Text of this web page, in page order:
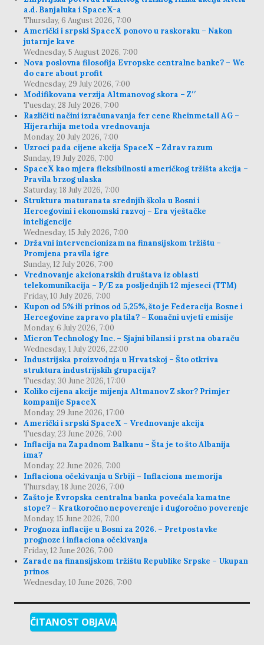
a.d. Banjaluka i SpaceX-a
Thursday, 6 August 2026, 7:00
Američki i srpski SpaceX ponovo u raskoraku – Nakon
jutarnje kave
Wednesday, 5 August 2026, 7:00
Nova poslovna filosofija Evropske centralne banke? – We
do care about profit
Wednesday, 29 July 2026, 7:00
Modifikovana verzija Altmanovog skora – Z′′
Tuesday, 28 July 2026, 7:00
Različiti načini izračunavanja fer cene Rheinmetall AG –
Hijerarhija metoda vrednovanja
Monday, 20 July 2026, 7:00
Uzroci pada cijene akcija SpaceX – Zdrav razum
Sunday, 19 July 2026, 7:00
SpaceX kao mjera fleksibilnosti američkog tržišta akcija –
Pravila brzog ulaska
Saturday, 18 July 2026, 7:00
Struktura maturanata srednjih škola u Bosni i
Hercegovini i ekonomski razvoj – Era vještačke
inteligencije
Wednesday, 15 July 2026, 7:00
Državni intervencionizam na finansijskom tržištu –
Promjena pravila igre
Sunday, 12 July 2026, 7:00
Vrednovanje akcionarskih društava iz oblasti
telekomunikacija – P/E za posljednjih 12 mjeseci (TTM)
Friday, 10 July 2026, 7:00
Kupon od 5% ili prinos od 5,25%, što je Federacija Bosne i
Hercegovine zapravo platila? – Konačni uvjeti emisije
Monday, 6 July 2026, 7:00
Micron Technology Inc. – Sjajni bilansi i prst na obaraču
Wednesday, 1 July 2026, 22:00
Industrijska proizvodnja u Hrvatskoj – Što otkriva
struktura industrijskih grupacija?
Tuesday, 30 June 2026, 17:00
Koliko cijena akcije mijenja Altmanov Z skor? Primjer
kompanije SpaceX
Monday, 29 June 2026, 17:00
Američki i srpski SpaceX – Vrednovanje akcija
Tuesday, 23 June 2026, 7:00
Inflacija na Zapadnom Balkanu – Šta je to što Albanija
ima?
Monday, 22 June 2026, 7:00
Inflaciona očekivanja u Srbiji – Inflaciona memorija
Thursday, 18 June 2026, 7:00
Zašto je Evropska centralna banka povećala kamatne
stope? – Kratkoročno nepoverenje i dugoročno poverenje
Monday, 15 June 2026, 7:00
Prognoza inflacije u Bosni za 2026. – Pretpostavke
prognoze i inflaciona očekivanja
Friday, 12 June 2026, 7:00
Zarade na finansijskom tržištu Republike Srpske – Ukupan
prinos
Wednesday, 10 June 2026, 7:00
ČITANOST OBJAVA